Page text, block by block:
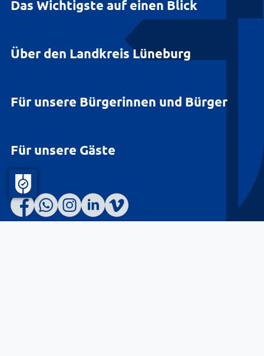
Das Wichtigste auf einen Blick
Über den Landkreis Lüneburg
Für unsere Bürgerinnen und Bürger
Für unsere Gäste